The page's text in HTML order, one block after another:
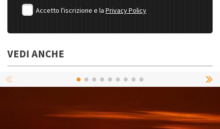
Accetto l'iscrizione e la Privacy Policy
VEDI ANCHE